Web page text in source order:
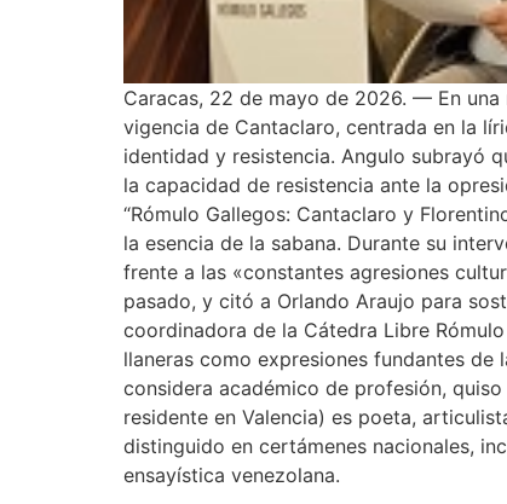
Caracas, 22 de mayo de 2026. — En
vigencia de Cantaclaro, centrada en la
identidad y resistencia. Angulo subrayó
la capacidad de resistencia ante la
“Rómulo Gallegos: Cantaclaro y
la esencia de la sabana. Durante su
frente a las «constantes agresiones
pasado, y citó a Orlando Araujo para
coordinadora de la Cátedra Libre
llaneras como expresiones fundantes
considera académico de profesión,
residente en Valencia) es poeta,
distinguido en certámenes nacionales,
ensayística venezolana.